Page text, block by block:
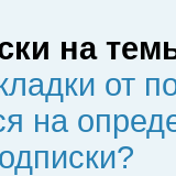
на
от
на